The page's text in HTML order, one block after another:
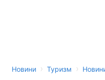
Новини › Туризм ›